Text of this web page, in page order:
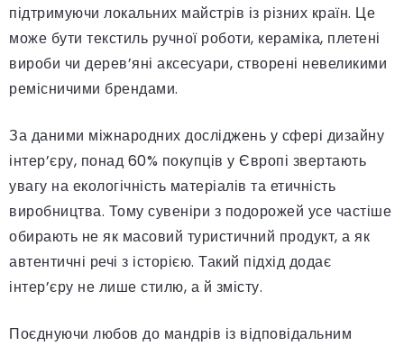
підтримуючи локальних майстрів із різних країн. Це
може бути текстиль ручної роботи, кераміка, плетені
вироби чи дерев’яні аксесуари, створені невеликими
ремісничими брендами.
За даними міжнародних досліджень у сфері дизайну
інтер’єру, понад 60% покупців у Європі звертають
увагу на екологічність матеріалів та етичність
виробництва. Тому сувеніри з подорожей усе частіше
обирають не як масовий туристичний продукт, а як
автентичні речі з історією. Такий підхід додає
інтер’єру не лише стилю, а й змісту.
Поєднуючи любов до мандрів із відповідальним